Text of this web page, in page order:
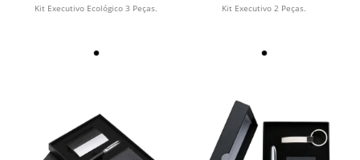
Kit Executivo Ecológico 3 Peças. Kit Executivo 2 Peças.